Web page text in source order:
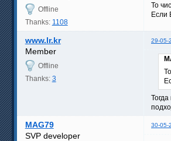
Offline
Thanks: 1108
То
Если
www.lr.kr 29-05-
Member
Offline
Thanks: 3
MAG79 30-05-
SVP developer